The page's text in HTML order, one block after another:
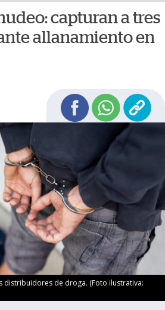
capturan a tres
allanamiento en
distribuidores de droga. (Foto ilustrativa: